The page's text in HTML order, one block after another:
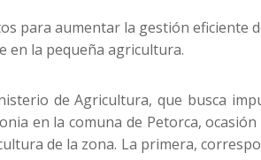
para aumentar la gestión eficiente
en la pequeña agricultura.
de Agricultura, que busca
en la comuna de Petorca,
de la zona. La primera,